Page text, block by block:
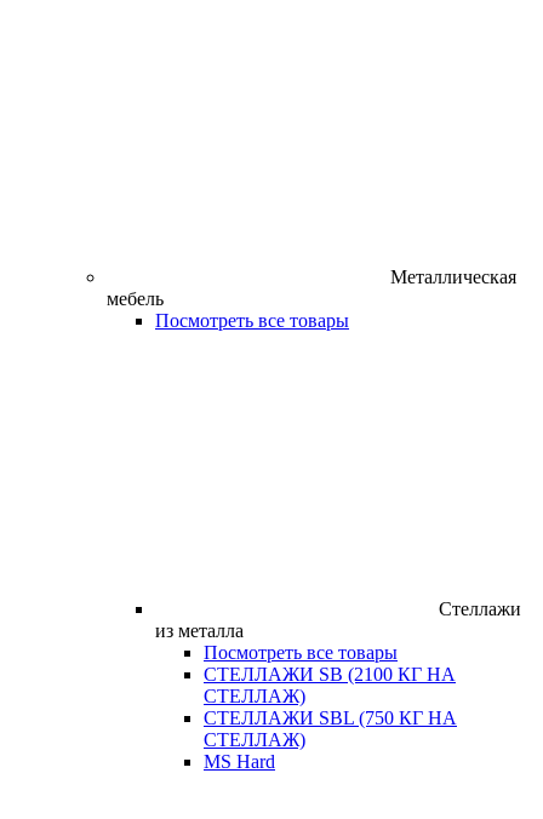
Металлическая
мебель
Посмотреть все товары
Стеллажи
из металла
Посмотреть все товары
СТЕЛЛАЖИ SB (2100 КГ НА
СТЕЛЛАЖ)
СТЕЛЛАЖИ SBL (750 КГ НА
СТЕЛЛАЖ)
MS Hard